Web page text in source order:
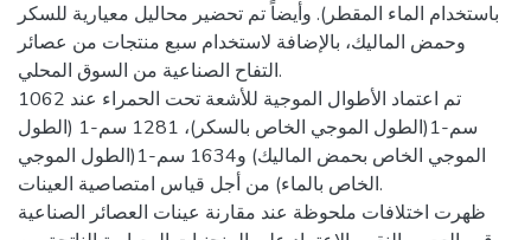
باستخدام الماء المقطر). وأيضاً تم تحضير محاليل معيارية للسكر
وحمض الماليك، بالإضافة لاستخدام سبع منتجات من عصائر
التفاح الصناعية من السوق المحلي.
تم اعتماد الأطوال الموجية للأشعة تحت الحمراء عند 1062
سم-1(الطول الموجي الخاص بالسكر)، 1281 سم-1 (الطول
الموجي الخاص بحمض الماليك) و1634 سم-1(الطول الموجي
الخاص بالماء) من أجل قياس امتصاصية العينات.
ظهرت اختلافات ملحوظة عند مقارنة عينات العصائر الصناعية